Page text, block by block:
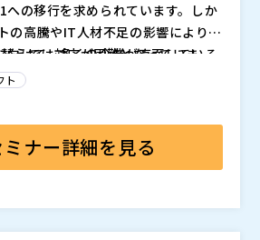
の移行を求められています。しか
の高騰やIT人材不足の影響により、
えでは対応が困難となっていま
リティや運用の観点からも、従来型
直しを余儀なくされています。情報
いかに効率的かつセキュアに移行す
り、対応が遅れるほど、リスクとコ
れなくなっています。
けて、多くの企業が直面している
かる初期費用」、「人員不足による
管理体制の整備が現実的ではなく、
ーク対応も進まず、IT部門の負担が
スクが高まるだけでなく、IT投資の
せん。限られたリソースで、いかに
移行にとどまらず、ITインフラ全体
アプローチとしてAzure Virtual D
を抑えつつ、IT人材に依存しない効
築可能です。さらに、マルチセッシ
テム株式会社（）
株式会社（）
ト
ミナー詳細を見る